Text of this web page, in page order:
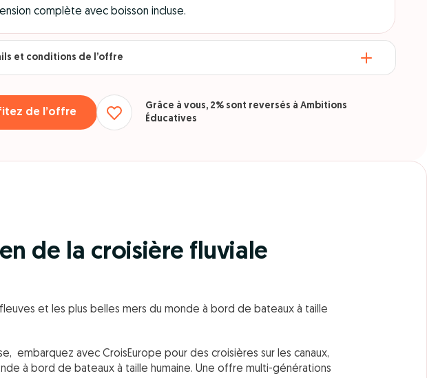
complète avec boisson incluse.
et conditions de l’offre
de l’offre
Grâce à vous, 2% sont reversés à Ambitions
Éducatives
de la croisière fluviale
et les plus belles mers du monde à bord de bateaux à taille
embarquez avec CroisEurope pour des croisières sur les canaux,
à bord de bateaux à taille humaine. Une offre multi-générations